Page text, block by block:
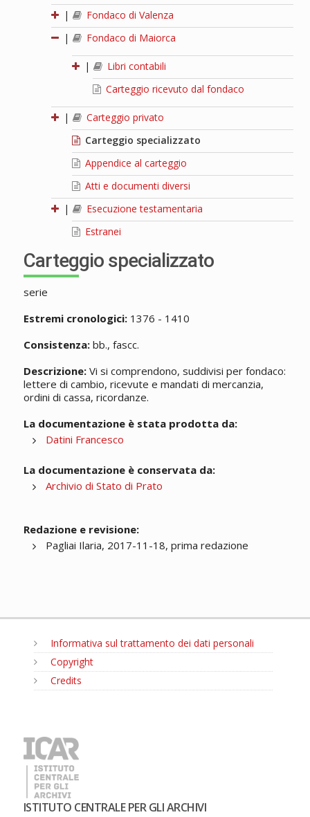
|
Fondaco di Valenza
|
Fondaco di Maiorca
|
Libri contabili
Carteggio ricevuto dal fondaco
|
Carteggio privato
Carteggio specializzato
Appendice al carteggio
Atti e documenti diversi
|
Esecuzione testamentaria
Estranei
Carteggio specializzato
serie
Estremi cronologici:1376 - 1410
Consistenza:bb., fascc.
Descrizione:Vi si comprendono, suddivisi per fondaco:
lettere di cambio, ricevute e mandati di mercanzia,
ordini di cassa, ricordanze.
La documentazione è stata prodotta da:
Datini Francesco
La documentazione è conservata da:
Archivio di Stato di Prato
Redazione e revisione:
Pagliai Ilaria, 2017-11-18, prima redazione
Informativa sul trattamento dei dati personali
Copyright
Credits
ISTITUTO CENTRALE PER GLI ARCHIVI